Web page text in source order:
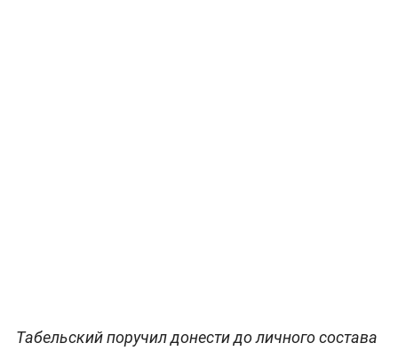
Табельский поручил донести до личного состава